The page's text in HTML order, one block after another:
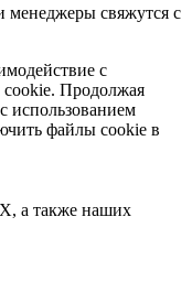
свяжутся с
с
cookie. Продолжая
использованием
файлы cookie в
а также наших